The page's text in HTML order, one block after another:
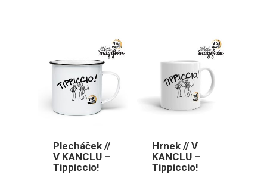
Plecháček //
V KANCLU –
Tippiccio!
Hrnek // V
KANCLU –
Tippiccio!